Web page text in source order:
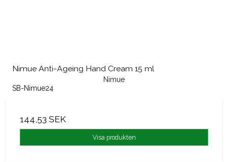
Nimue Anti-Ageing Hand Cream 15 ml
Nimue
SB-Nimue24
144,53 SEK
Visa produkten